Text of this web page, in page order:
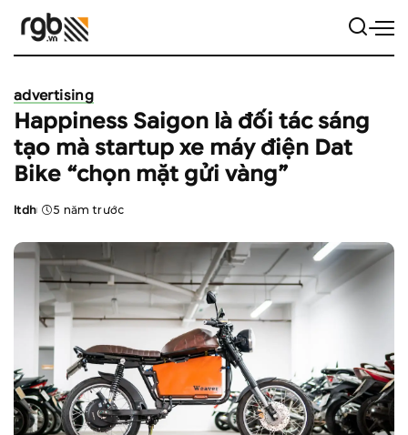
advertising
Happiness Saigon là đối tác sáng
tạo mà startup xe máy điện Dat
Bike “chọn mặt gửi vàng”
Posted
ltdh 5 năm trước